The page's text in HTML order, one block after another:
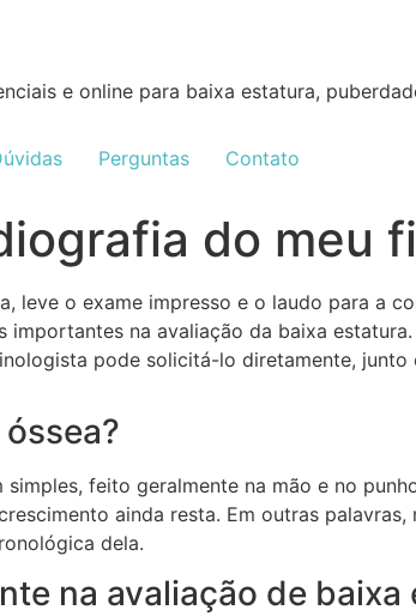
e online para baixa estatura,
Perguntas Contato
do meu
leve o exame impresso e o laudo para a
na avaliação da baixa
pode solicitá-lo diretamente,
feito geralmente na mão e no
ainda resta. Em outras
dela.
na avaliação de baixa